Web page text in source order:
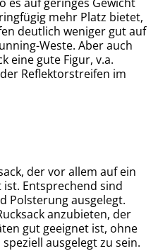
mehr Platz bietet,
deutlich weniger gut auf
Weste. Aber auch
eine gute Figur, v.a.
Reflektorstreifen im
der vor allem auf ein
Entsprechend sind
Polsterung ausgelegt.
anzubieten, der
gut geeignet ist, ohne
ausgelegt zu sein.